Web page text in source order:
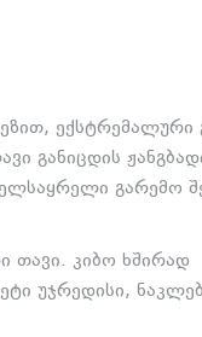
ექსტრემალური
განიცდის
გარემო
თავი. კიბო ხშირად
უჯრედისი,